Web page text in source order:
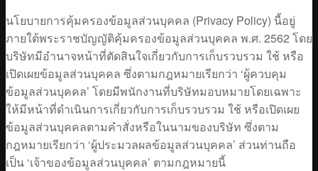
นโยบายการคุ้มครองข้อมูลส่วนบุคคล (Privacy Policy) นี้อยู่
ภายใต้พระราชบัญญัติคุ้มครองข้อมูลส่วนบุคคล พ.ศ. 2562 โดย
บริษัทมีอำนาจหน้าที่ตัดสินใจเกี่ยวกับการเก็บรวบรวม ใช้ หรือ
เปิดเผยข้อมูลส่วนบุคคล ซึ่งตามกฎหมายเรียกว่า ‘ผู้ควบคุม
ข้อมูลส่วนบุคคล’ โดยมีพนักงานที่บริษัทมอบหมายโดยเฉพาะ
ให้มีหน้าที่ดำเนินการเกี่ยวกับการเก็บรวบรวม ใช้ หรือเปิดเผย
ข้อมูลส่วนบุคคลตามคำสั่งหรือในนามของบริษัท ซึ่งตาม
กฎหมายเรียกว่า ‘ผู้ประมวลผลข้อมูลส่วนบุคคล’ ส่วนท่านถือ
เป็น ‘เจ้าของข้อมูลส่วนบุคคล’ ตามกฎหมายนี้